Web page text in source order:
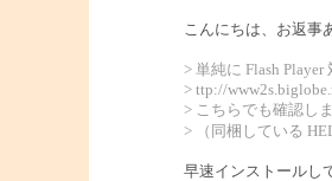
こんにちは、お返事
> 単純に Flash Player
> ttp://
> こちらでも確認し
> （同梱している
早速インストールし